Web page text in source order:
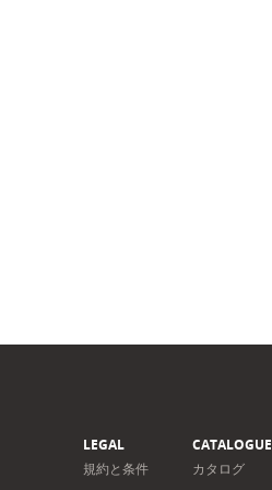
LEGAL
規約と条件
CATALOGUE
カタログ